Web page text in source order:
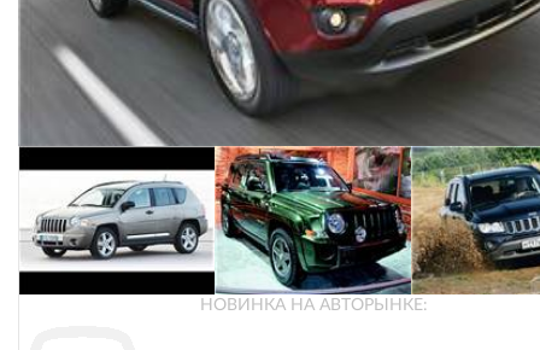
НОВИНКА НА АВТОРЫНКЕ: